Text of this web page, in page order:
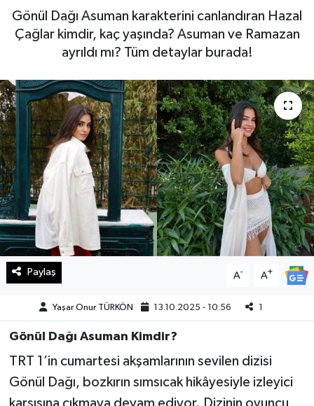
Gönül Dağı Asuman karakterini canlandıran Hazal
Çağlar kimdir, kaç yaşında? Asuman ve Ramazan
ayrıldı mı? Tüm detaylar burada!
Paylaş A- A+
Yaşar Onur TÜRKÖN 13.10.2025 - 10:56 1
Gönül Dağı Asuman Kimdir?
TRT 1’in cumartesi akşamlarının sevilen dizisi
Gönül Dağı, bozkırın sımsıcak hikâyesiyle izleyici
karşısına çıkmaya devam ediyor. Dizinin oyuncu
Haberde İnsan
Kültür Sanat
Magazin
Manşet Altı
Manşetler
Resmi İlan
Sağlık
Spor
SürManşet
Teknoloji
Yaşam